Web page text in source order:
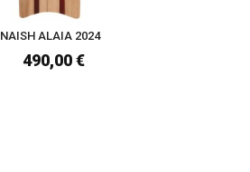
NAISH ALAIA 2024
490,00 €